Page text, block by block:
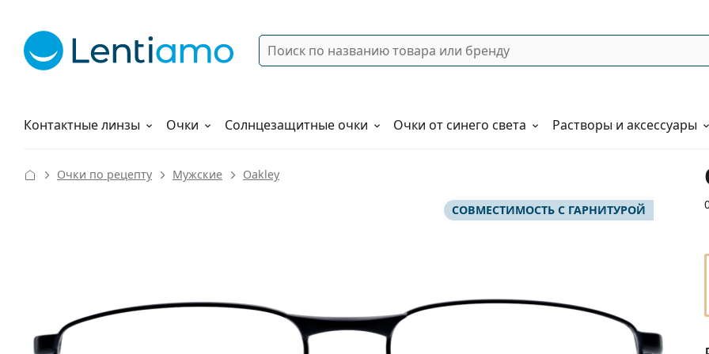
Поиск
Контактные линзы
Растворы Очки Солнцезащитные очки Очки от синего света Растворы и аксессуары
Как заказать
Очки по рецепту Мужские Oakley
СОВМЕСТИМОСТЬ С ГАРНИТУРОЙ